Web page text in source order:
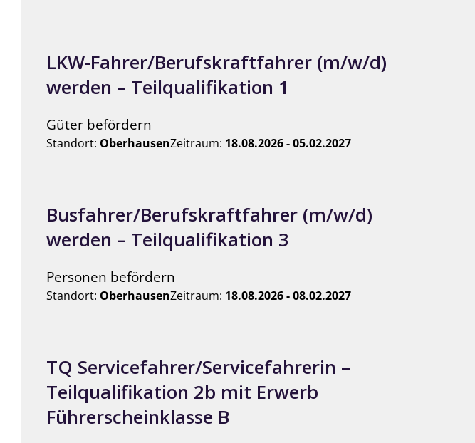
LKW-Fahrer/Berufskraftfahrer (m/w/d)
werden – Teilqualifikation 1
Güter befördern
Standort: OberhausenZeitraum: 18.08.2026 - 05.02.2027
Busfahrer/Berufskraftfahrer (m/w/d)
werden – Teilqualifikation 3
Personen befördern
Standort: OberhausenZeitraum: 18.08.2026 - 08.02.2027
TQ Servicefahrer/Servicefahrerin –
Teilqualifikation 2b mit Erwerb
Führerscheinklasse B